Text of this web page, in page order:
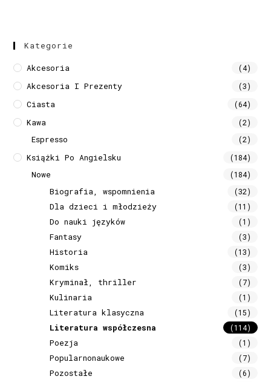
Kategorie
Akcesoria (4)
Akcesoria I Prezenty (3)
Ciasta (64)
Kawa (2)
Espresso (2)
Książki Po Angielsku (184)
Nowe (184)
Biografia, wspomnienia (32)
Dla dzieci i młodzieży (11)
Do nauki języków (1)
Fantasy (3)
Historia (13)
Komiks (3)
Kryminał, thriller (7)
Kulinaria (1)
Literatura klasyczna (15)
Literatura współczesna (114)
Poezja (1)
Popularnonaukowe (7)
Pozostałe (6)